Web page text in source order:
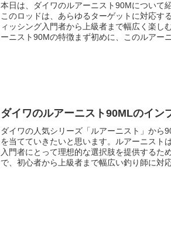
本日は、ダイワのルアーニスト90Mについて
このロッドは、あらゆるターゲットに対応す
ィッシング入門者から上級者まで幅広く楽し
ーニスト90Mの特徴まず初めに、このルアー
ダイワのルアーニスト90MLのイン
ダイワの人気シリーズ「ルアーニスト」から
を当てていきたいと思います。ルアーニスト
入門者にとって理想的な選択肢を提供するた
で、初心者から上級者まで幅広い釣り師に対